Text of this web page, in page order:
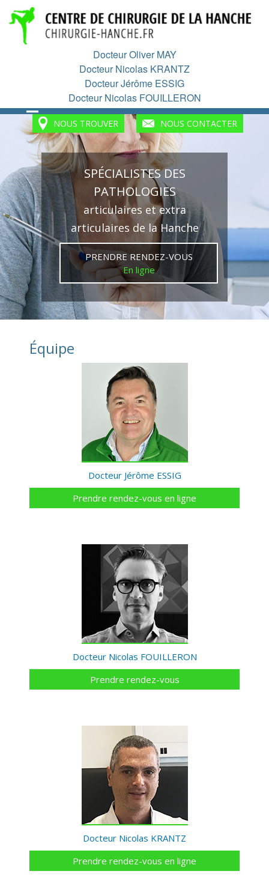
au
contenu
principal
Docteur Oliver MAY
Docteur Nicolas KRANTZ
Docteur Jérôme ESSIG
Docteur Nicolas FOUILLERON
NOUS TROUVER NOUS CONTACTER
SPÉCIALISTES DES
PATHOLOGIES
articulaires et extra
articulaires de la Hanche
PRENDRE RENDEZ-VOUS
En ligne
Équipe
Docteur Jérôme ESSIG
Prendre rendez-vous en ligne
Docteur Nicolas FOUILLERON
Prendre rendez-vous
Docteur Nicolas KRANTZ
Prendre rendez-vous en ligne